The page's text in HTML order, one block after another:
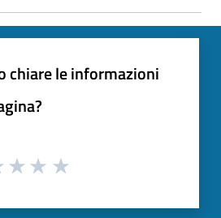
chiare le informazioni